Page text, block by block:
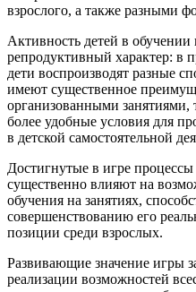
взрослого, а также разными
Активность детей в
репродуктивный характер: в
дети воспроизводят разные
имеют существенное
организованными занятиями,
более удобные условия для
в детской самостоятельной
Достигнутые в игре процессы
существенно влияют на
обучения на занятиях,
совершенствованию его
позиции среди взрослых.
Развивающие значение игры
реализации возможностей